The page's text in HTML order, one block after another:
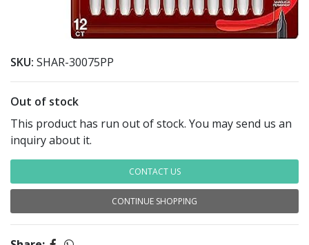
SKU: SHAR-30075PP
Out of stock
This product has run out of stock. You may send us an
inquiry about it.
CONTACT US
CONTINUE SHOPPING